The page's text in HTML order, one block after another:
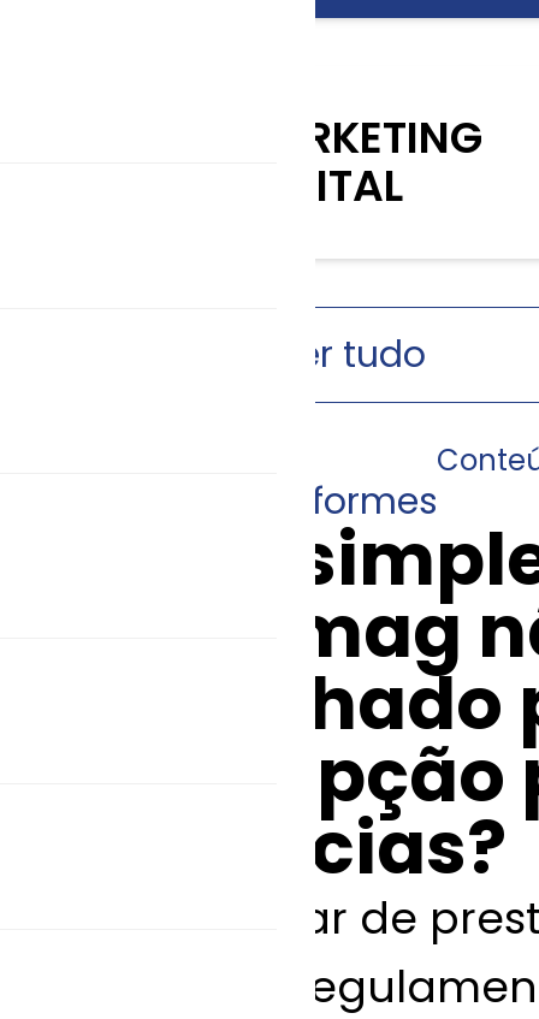
KIT MARKETING
DIGITAL
Informes
Anfarmag
essa
farmácias?
Por se tratar de
profissão